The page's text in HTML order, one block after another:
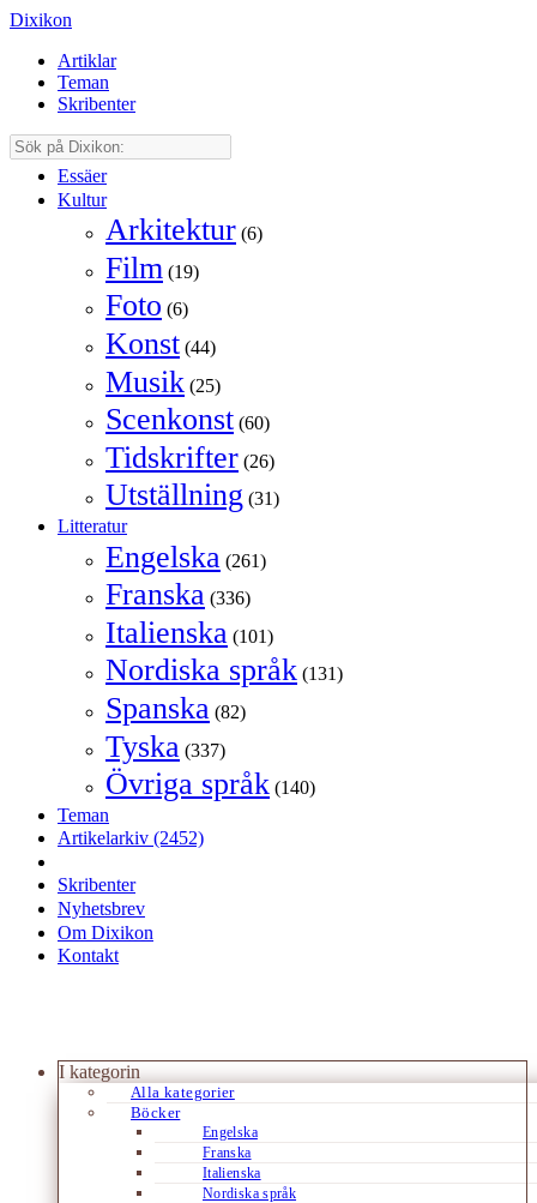
Dixikon
Artiklar
Teman
Skribenter
Essäer
Kultur
Arkitektur (6)
Film (19)
Foto (6)
Konst (44)
Musik (25)
Scenkonst (60)
Tidskrifter (26)
Utställning (31)
Litteratur
Engelska (261)
Franska (336)
Italienska (101)
Nordiska språk (131)
Spanska (82)
Tyska (337)
Övriga språk (140)
Teman
Artikelarkiv (2452)
Skribenter
Nyhetsbrev
Om Dixikon
Kontakt
I kategorin
Alla kategorier
Böcker
Engelska
Franska
Italienska
Nordiska språk